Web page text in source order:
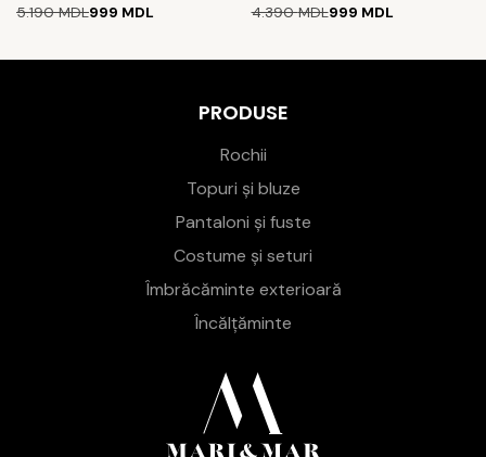
5.190MDL
Prețul
999 MDL
Prețul
4.390MDL
Prețul
999 MDL
Prețul
PRODUSE
Rochii
Topuri și bluze
Pantaloni și fuste
Costume și seturi
Îmbrăcăminte exterioară
Încălțăminte